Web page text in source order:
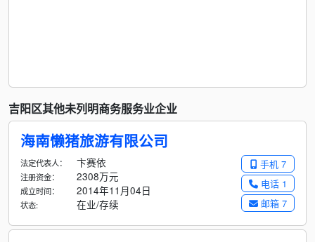
吉阳区其他未列明商务服务业企业
海南懒猪旅游有限公司
手机 7
电话 1
邮箱 7
法定代表人： 卞赛依
注册资金： 2308万元
成立时间： 2014年11月04日
状态: 在业/存续